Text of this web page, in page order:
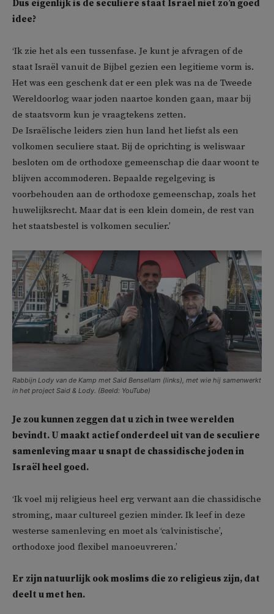
Dus eigenlijk is de seculiere staat Israël niet zo’n goed
idee?
‘Ik zie het als een tussenfase. Je kunt je afvragen of de
staat Israël vanuit de Bijbel gezien een legitieme vorm is.
Het was een geschenk dat er een plek was na de Tweede
Wereldoorlog waar joden naartoe konden gaan, maar bij
de staatsvorm kun je vraagtekens zetten.
De Israëlische leiders zien hun land het liefst als een
volkomen seculiere staat. Bij de oprichting is weliswaar
besloten om de orthodoxe gemeenschap die daar woont te
blijven accommoderen. Bepaalde regelgeving is
voorbehouden aan de orthodoxe gemeenschap, zoals het
huwelijksrecht. Maar dat is een klein domein, de rest van
het staatsbestel is volkomen seculier.’
Rabbijn Lody van de Kamp met Said Bensellam (links), met wie hij samenwerkt
in het project Said & Lody. (Beeld: YouTube)
Je zou kunnen zeggen dat u zich in twee werelden
bevindt. U maakt actief onderdeel uit van de seculiere
samenleving maar u snapt de chassidische joden in
Israël heel goed.
‘Ik voel mij religieus heel erg verwant aan die chassidische
stroming, maar cultureel gezien minder. Ik leef in deze
westerse samenleving en moet als ‘calvinistische’,
orthodoxe jood flexibel manoeuvreren.’
Er zijn natuurlijk ook moslims die zo religieus zijn, dat
deelt u met hen.